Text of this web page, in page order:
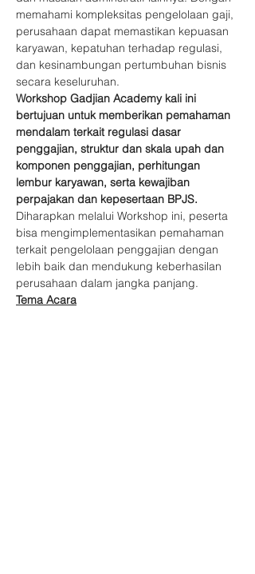
memahami kompleksitas pengelolaan gaji,
perusahaan dapat memastikan kepuasan
karyawan, kepatuhan terhadap regulasi,
dan kesinambungan pertumbuhan bisnis
secara keseluruhan.
Workshop Gadjian Academy kali ini
bertujuan untuk memberikan pemahaman
mendalam terkait regulasi dasar
penggajian, struktur dan skala upah dan
komponen penggajian, perhitungan
lembur karyawan, serta kewajiban
perpajakan dan kepesertaan BPJS.
Diharapkan melalui Workshop ini, peserta
bisa mengimplementasikan pemahaman
terkait pengelolaan penggajian dengan
lebih baik dan mendukung keberhasilan
perusahaan dalam jangka panjang.
Tema Acara